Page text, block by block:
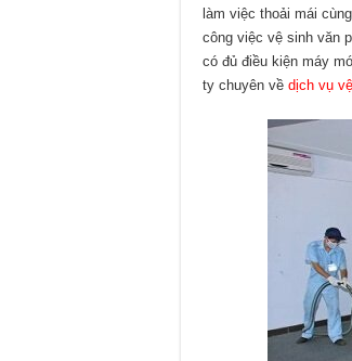
làm việc thoải mái
công việc vệ sinh văn
có đủ điều kiện máy
ty chuyên về dịch vụ